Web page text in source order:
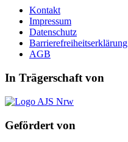
Kontakt
Impressum
Datenschutz
Barrierefreiheitserklärung
AGB
In Trägerschaft von
Gefördert von